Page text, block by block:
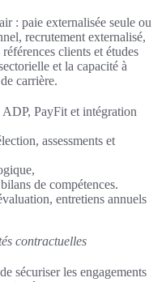
: paie externalisée seule ou
recrutement externalisé,
clients et études
et la capacité à
carrière.
ADP, PayFit et intégration
assessments et
de compétences.
entretiens annuels
contractuelles
sécuriser les engagements